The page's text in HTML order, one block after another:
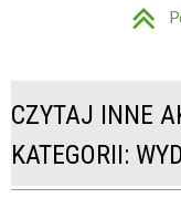
CZYTAJ INNE
KATEGORII: